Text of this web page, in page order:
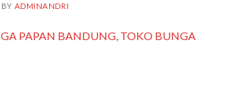
BY ADMINANDRI